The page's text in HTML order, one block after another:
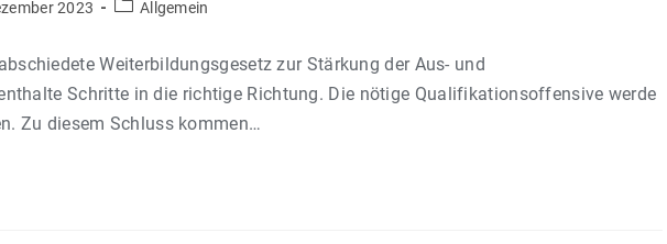
2023
Beitrags-
Allgemein
Weiterbildungsgesetz zur Stärkung der Aus- und
Schritte in die richtige Richtung. Die nötige Qualifikationsoffensive werde
Zu diesem Schluss kommen…